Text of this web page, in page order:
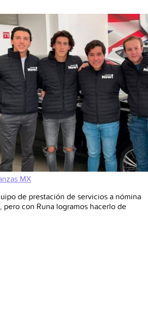
MX
de prestación de servicios a nómina
pero con Runa logramos hacerlo de